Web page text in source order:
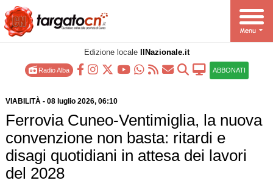
Edizione locale IlNazionale.it
Radio Alba ABBONATI
VIABILITÀ- 08 luglio 2026, 06:10
Ferrovia Cuneo-Ventimiglia, la nuova
convenzione non basta: ritardi e
disagi quotidiani in attesa dei lavori
del 2028